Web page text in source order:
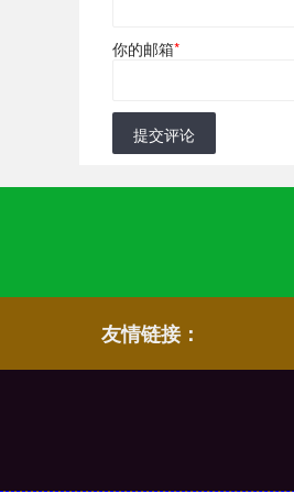
你的邮箱*
提交评论
友情链接：